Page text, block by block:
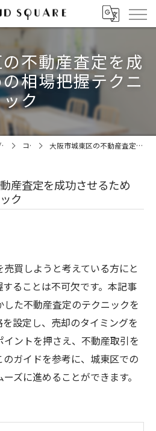
不動産査定を成
相場把握テクニ
ック
コラム 大阪市城東区の不動産査定を成功させるための相場把握テクニック
産査定を成功させるため
ク
買しようと考えている方にと
ることは不可欠です。本記事
た不動産査定のテクニックを
設定し、売却のタイミングを
ントを押さえ、不動産取引を
ガイドを参考に、城東区での
ズに進めることができます。